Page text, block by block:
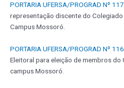
PORTARIA UFERSA/PROGRAD Nº
representação discente do Colegiado
Campus Mossoró.
PORTARIA UFERSA/PROGRAD Nº
Eleitoral para eleição de membros do
campus Mossoró.